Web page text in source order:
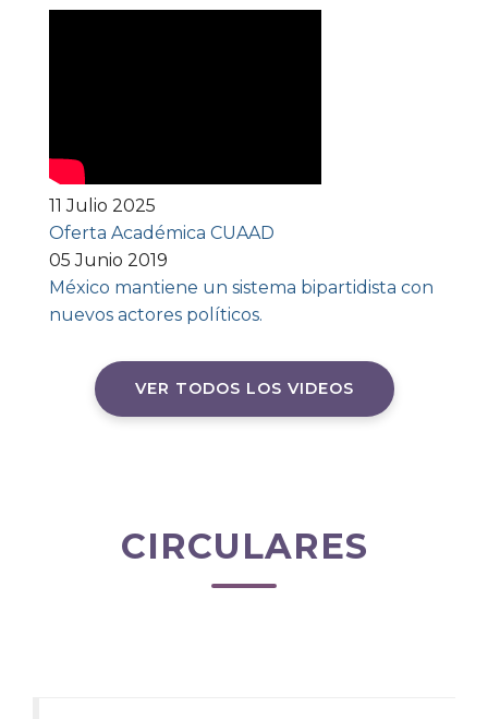
11 Julio 2025
Oferta Académica CUAAD
05 Junio 2019
México mantiene un sistema bipartidista con
nuevos actores políticos.
VER TODOS LOS VIDEOS
CIRCULARES